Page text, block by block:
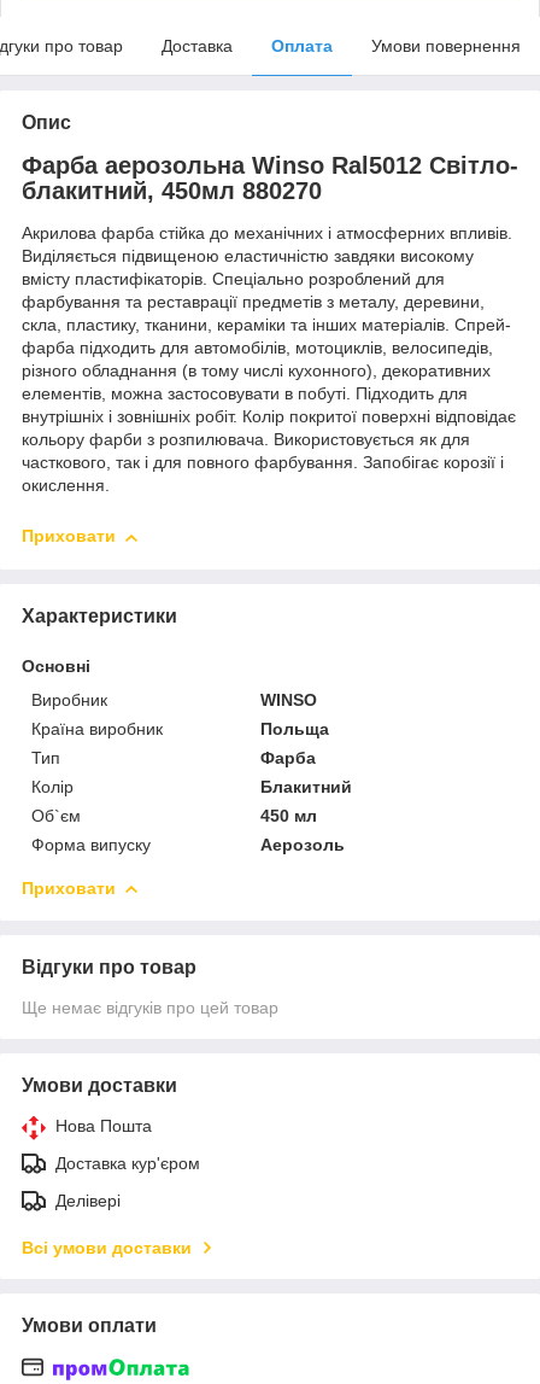
про товар Доставка Оплата Умови повернення
Опис
Фарба аерозольна Winso Ral5012 Світло-
блакитний, 450мл 880270
Акрилова фарба стійка до механічних і атмосферних впливів.
Виділяється підвищеною еластичністю завдяки високому
вмісту пластифікаторів. Спеціально розроблений для
фарбування та реставрації предметів з металу, деревини,
скла, пластику, тканини, кераміки та інших матеріалів. Спрей-
фарба підходить для автомобілів, мотоциклів, велосипедів,
різного обладнання (в тому числі кухонного), декоративних
елементів, можна застосовувати в побуті. Підходить для
внутрішніх і зовнішніх робіт. Колір покритої поверхні відповідає
кольору фарби з розпилювача. Використовується як для
часткового, так і для повного фарбування. Запобігає корозії і
окислення.
Приховати
Характеристики
Основні
Виробник
WINSO
Країна виробник
Польща
Тип
Фарба
Колір
Блакитний
Об`єм
450 мл
Форма випуску
Аерозоль
Приховати
Відгуки про товар
Ще немає відгуків про цей товар
Умови доставки
Нова Пошта
Доставка кур'єром
Делівері
Всі умови доставки
Умови оплати